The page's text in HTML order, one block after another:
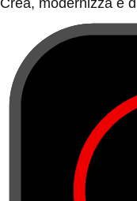
Crea, modernizza e